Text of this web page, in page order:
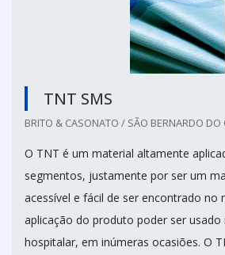
TNT SMS
BRITO & CASONATO / SÃO BERNARDO DO
O TNT é um material altamente
segmentos, justamente por ser um
acessível e fácil de ser encontrado no
aplicação do produto poder ser usado
hospitalar, em inúmeras ocasiões. O